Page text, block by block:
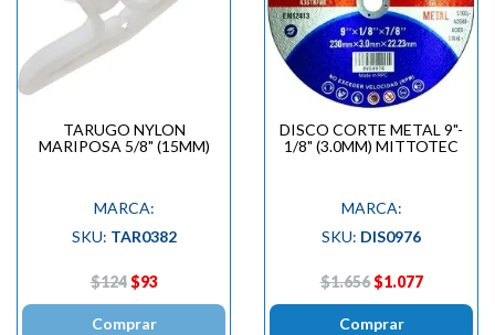
TARUGO NYLON
MARIPOSA 5/8" (15MM)
MARCA:
SKU: TAR0382
$124 $93
Comprar
DISCO CORTE METAL 9"-
1/8" (3.0MM) MITTOTEC
MARCA:
SKU: DIS0976
$1.656 $1.077
Comprar